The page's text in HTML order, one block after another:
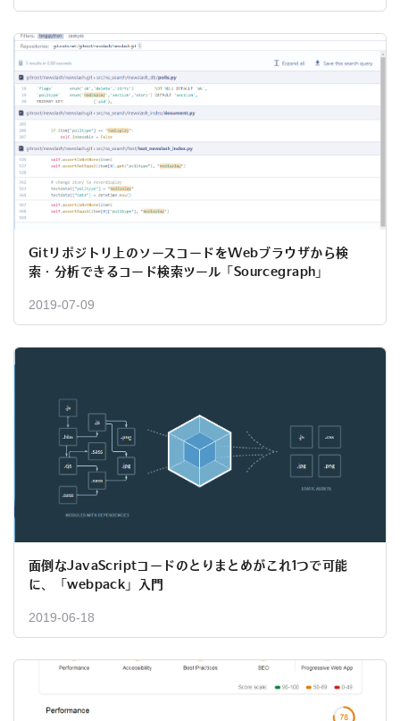
Gitリポジトリ上のソースコードをWebブラウザから検
索・分析できるコード検索ツール「Sourcegraph」
2019-07-09
面倒なJavaScriptコードのとりまとめがこれ1つで可能
に、「webpack」入門
2019-06-18